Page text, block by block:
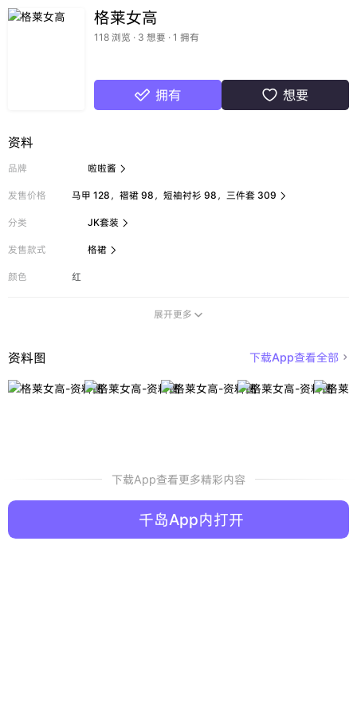
格莱女高
118 浏览 · 3 想要 · 1 拥有
 拥有  想要
资料
品牌 啦啦酱 
发售价格 马甲 128，褶裙 98，短袖衬衫 98，三件套 309 
分类 JK套装 
发售款式 格裙 
颜色 红
展开更多 
资料图 下载App查看全部 
下载App查看更多精彩内容
千岛App内打开